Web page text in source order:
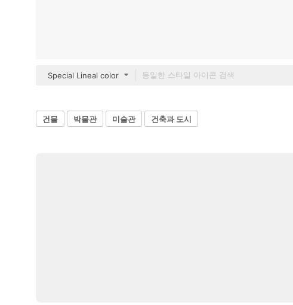
Special Lineal color
건물 박물관 미술관 건축과 도시